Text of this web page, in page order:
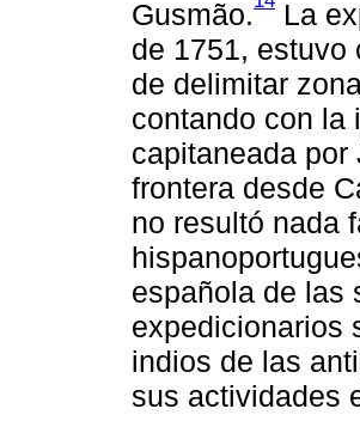
Gusmão.
La
de 1751, estuvo
de delimitar
contando con la
capitaneada
frontera desde
no resultó nada
española de las
expedicionarios
indios de las
sus actividades